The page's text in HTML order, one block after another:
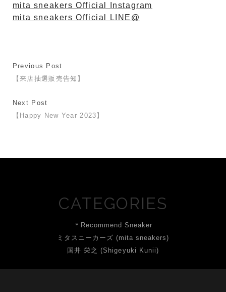
mita sneakers Official Instagram
mita sneakers Official LINE@
Previous Post
【来店抽選販売告知】
Next Post
【Happy New Year 2023】
CATEGORIES
＊Recommend Sneaker
ミタスニーカーズ (mita sneakers)
国井 栄之 (Shigeyuki Kunii)